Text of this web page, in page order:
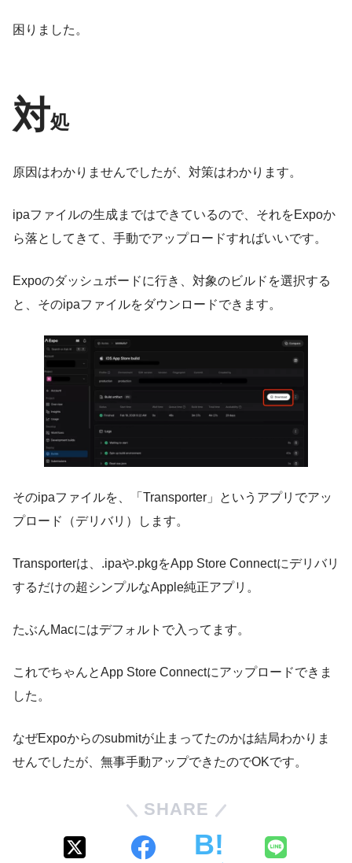
困りました。
対処
原因はわかりませんでしたが、対策はわかります。
ipaファイルの生成まではできているので、それをExpoか
ら落としてきて、手動でアップロードすればいいです。
Expoのダッシュボードに行き、対象のビルドを選択する
と、そのipaファイルをダウンロードできます。
そのipaファイルを、「Transporter」というアプリでアッ
プロード（デリバリ）します。
Transporterは、.ipaや.pkgをApp Store Connectにデリバリ
するだけの超シンプルなApple純正アプリ。
たぶんMacにはデフォルトで入ってます。
これでちゃんとApp Store Connectにアップロードできま
した。
なぜExpoからのsubmitが止まってたのかは結局わかりま
せんでしたが、無事手動アップできたのでOKです。
SHARE